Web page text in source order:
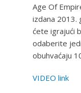
Age Of
izdana 2013.
ćete igrajući
odaberite
obuhvaćaju
VIDEO link